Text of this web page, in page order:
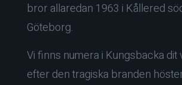
bror allaredan 1963 i Kållered
Göteborg.
Vi finns numera i Kungsbacka dit
efter den tragiska branden